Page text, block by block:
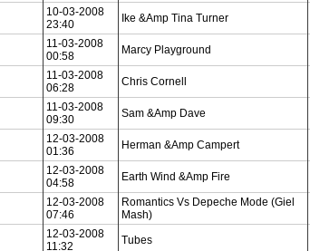
10-03-2008
23:40
Ike &Amp Tina Turner
11-03-2008
00:58
Marcy Playground
11-03-2008
06:28
Chris Cornell
11-03-2008
09:30
Sam &Amp Dave
12-03-2008
01:36
Herman &Amp Campert
12-03-2008
04:58
Earth Wind &Amp Fire
12-03-2008
07:46
Romantics Vs Depeche Mode (Giel
Mash)
12-03-2008
11:32
Tubes